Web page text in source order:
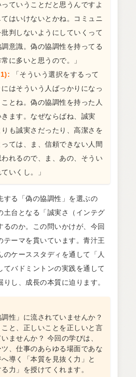
ていうことだと思うんですよ
はいけないとかね。コミュニ
判しないようにしていくって
意識。偽の協調性を持ってる
に多いと思うので。」
「そういう選択をするって
はそういう人ばっかりになっ
とね。偽の協調性を持った人
ます。なぜならばね、誠実
も誠実さだったり、高潔さを
ては、ま、信頼できない人間
れるので、ま、あの、そうい
いくし。」
する「偽の協調性」を選ぶの
土台となる「誠実さ（インテグ
るのか。この問いかけが、今回
テーマを貫いています。青汁王
のケーススタディを通して「人
てバドミントンの実践を通して
りし、成長の本質に迫ります。
性」に流されていませんか？
と、正しいことを正しいと言
ませんか？ 今回の学びは、
、仕事のあらゆる場面であな
導く「本質を見抜く力」と
力」を授けてくれます。